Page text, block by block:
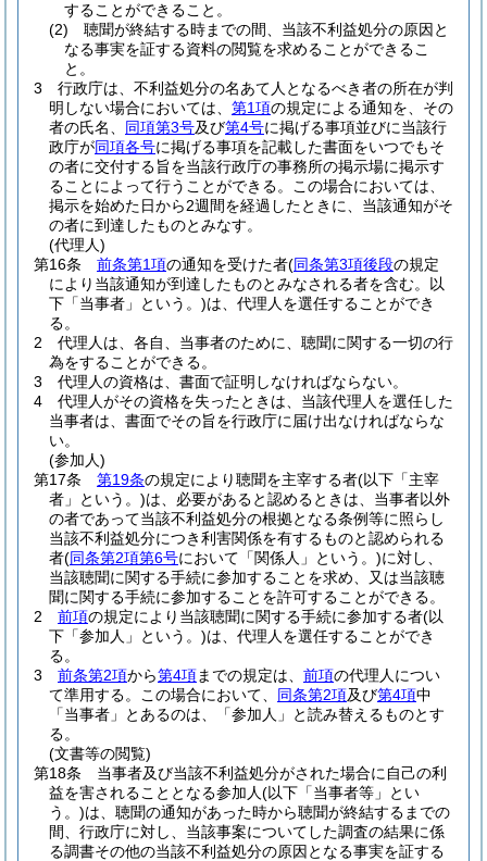
することができること。
(2)
聴聞が終結する時までの間、当該不利益処分の原因と
なる事実を証する資料の閲覧を求めることができるこ
と。
3
行政庁は、不利益処分の名あて人となるべき者の所在が判
明しない場合においては、 第1項の規定による通知を、その
者の氏名、 同項第3号及び第4号に掲げる事項並びに当該行
政庁が同項各号に掲げる事項を記載した書面をいつでもそ
の者に交付する旨を当該行政庁の事務所の掲示場に掲示す
ることによって行うことができる。
この場合においては、
掲示を始めた日から2週間を経過したときに、当該通知がそ
の者に到達したものとみなす。
(代理人)
第16条
前条第1項の通知を受けた者(同条第3項後段の規定
により当該通知が到達したものとみなされる者を含む。以
下「当事者」という。)は、代理人を選任することができ
る。
2
代理人は、各自、当事者のために、聴聞に関する一切の行
為をすることができる。
3
代理人の資格は、書面で証明しなければならない。
4
代理人がその資格を失ったときは、当該代理人を選任した
当事者は、書面でその旨を行政庁に届け出なければならな
い。
(参加人)
第17条
第19条の規定により聴聞を主宰する者(以下「主宰
者」という。)は、必要があると認めるときは、当事者以外
の者であって当該不利益処分の根拠となる条例等に照らし
当該不利益処分につき利害関係を有するものと認められる
者(同条第2項第6号において「関係人」という。)に対し、
当該聴聞に関する手続に参加することを求め、又は当該聴
聞に関する手続に参加することを許可することができる。
2
前項の規定により当該聴聞に関する手続に参加する者(以
下「参加人」という。)は、代理人を選任することができ
る。
3
前条第2項から第4項までの規定は、 前項の代理人につい
て準用する。
この場合において、 同条第2項及び第4項中
「当事者」とあるのは、「参加人」と読み替えるものとす
る。
(文書等の閲覧)
第18条
当事者及び当該不利益処分がされた場合に自己の利
益を害されることとなる参加人(以下「当事者等」とい
う。)は、聴聞の通知があった時から聴聞が終結するまでの
間、行政庁に対し、当該事案についてした調査の結果に係
る調書その他の当該不利益処分の原因となる事実を証する